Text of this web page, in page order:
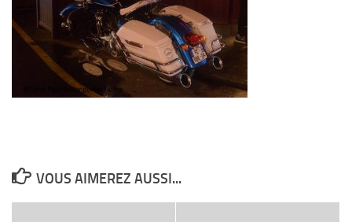
VOUS AIMEREZ AUSSI...